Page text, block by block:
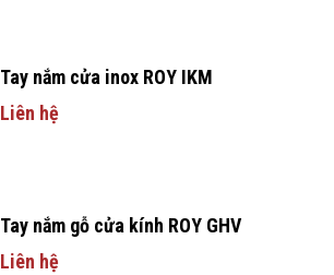
Tay nắm cửa inox ROY IKM
Liên hệ
Tay nắm gỗ cửa kính ROY GHV
Liên hệ